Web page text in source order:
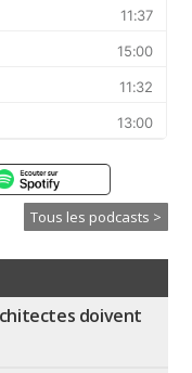
Tous les podcasts >
doivent